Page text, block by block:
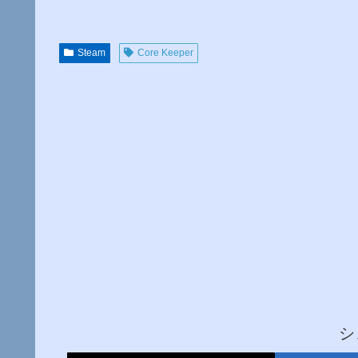
Steam Core Keeper